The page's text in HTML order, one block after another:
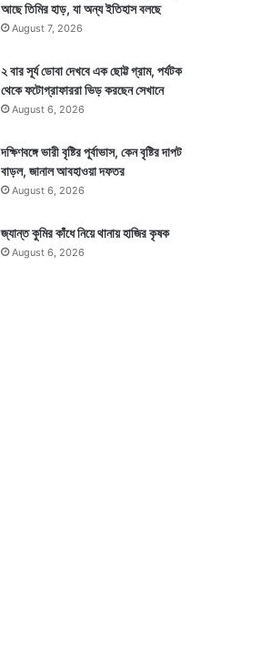
আছে তিমির হাড়, যা অন্য ইতিহাস বলছে
August 7, 2026
২ বার সূর্য ডোবা দেখবে এক ছোট্ট গ্রাম, পর্যটক
থেকে ফটোগ্রাফাররা ভিড় করছেন সেখানে
August 6, 2026
দক্ষিণবঙ্গে ভারী বৃষ্টির পূর্বাভাস, কেন বৃষ্টির দাপট
বাড়ল, জানাল আবহাওয়া দফতর
August 6, 2026
জ্যান্ত কুমির কাঁধে নিয়ে থানায় হাজির কৃষক
August 6, 2026